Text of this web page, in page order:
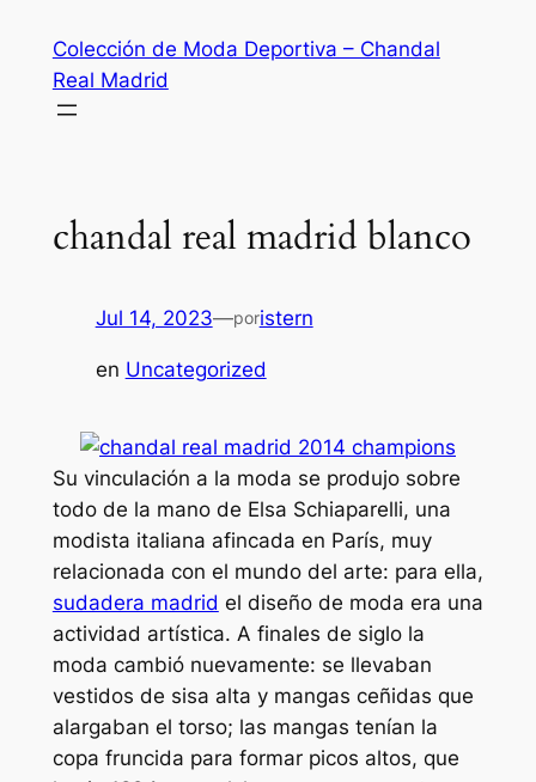
contenido
Colección de Moda Deportiva – Chandal
Real Madrid
chandal real madrid blanco
Jul 14, 2023—poristern
en Uncategorized
Su vinculación a la moda se produjo sobre
todo de la mano de Elsa Schiaparelli, una
modista italiana afincada en París, muy
relacionada con el mundo del arte: para ella,
sudadera madrid el diseño de moda era una
actividad artística. A finales de siglo la
moda cambió nuevamente: se llevaban
vestidos de sisa alta y mangas ceñidas que
alargaban el torso; las mangas tenían la
copa fruncida para formar picos altos, que